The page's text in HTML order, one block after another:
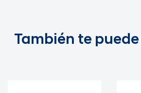
También te